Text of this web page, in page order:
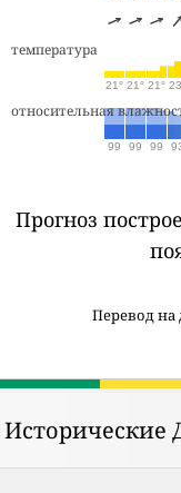
температура
21° 21° 21°
относительная
99 99 99
Прогноз
Перевод на
Исторические